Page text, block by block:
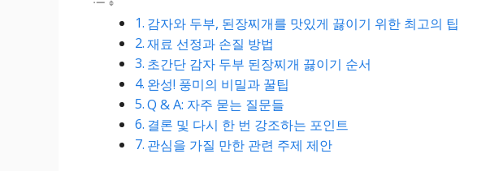
감자와 두부, 된장찌개를 맛있게 끓이기 위한 최고의 팁
재료 선정과 손질 방법
초간단 감자 두부 된장찌개 끓이기 순서
완성! 풍미의 비밀과 꿀팁
Q & A: 자주 묻는 질문들
결론 및 다시 한 번 강조하는 포인트
관심을 가질 만한 관련 주제 제안